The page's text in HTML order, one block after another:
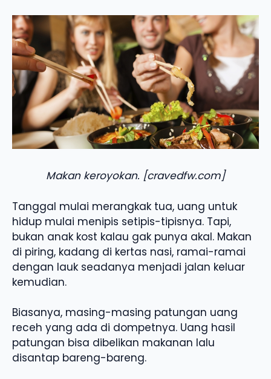
Makan keroyokan. [cravedfw.com]
Tanggal mulai merangkak tua, uang untuk
hidup mulai menipis setipis-tipisnya. Tapi,
bukan anak kost kalau gak punya akal. Makan
di piring, kadang di kertas nasi, ramai-ramai
dengan lauk seadanya menjadi jalan keluar
kemudian.
Biasanya, masing-masing patungan uang
receh yang ada di dompetnya. Uang hasil
patungan bisa dibelikan makanan lalu
disantap bareng-bareng.